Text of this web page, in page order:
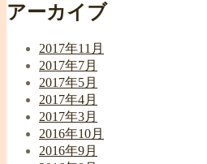
アーカイブ
2017年11月
2017年7月
2017年5月
2017年4月
2017年3月
2016年10月
2016年9月